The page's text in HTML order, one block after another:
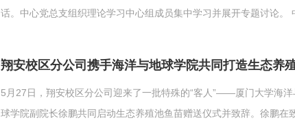
话。中心党总支组织理论学习中心组成员集中学习并展开专题讨论。
翔安校区分公司携手海洋与地球学院共同打造生态养
5月27日，翔安校区分公司迎来了一批特殊的“客人”——厦门大学海
球学院副院长徐鹏共同启动生态养殖池鱼苗赠送仪式并致辞。徐鹏在